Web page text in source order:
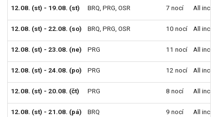
12.08. (st) - 19.08. (st) BRQ PRG OSR 7 nocí All
12.08. (st) - 22.08. (so) BRQ PRG OSR 10 nocí All
12.08. (st) - 23.08. (ne) PRG 11 nocí All
12.08. (st) - 24.08. (po) PRG 12 nocí All
12.08. (st) - 20.08. (čt) PRG 8 nocí All
12.08. (st) - 21.08. (pá) BRQ 9 nocí All